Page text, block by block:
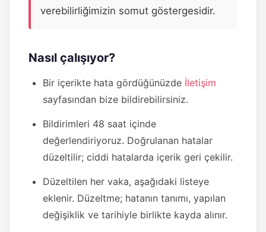
verebilirliğimizin somut göstergesidir.
Nasıl çalışıyor?
Bir içerikte hata gördüğünüzde İletişim
sayfasından bize bildirebilirsiniz.
Bildirimleri 48 saat içinde
değerlendiriyoruz. Doğrulanan hatalar
düzeltilir; ciddi hatalarda içerik geri çekilir.
Düzeltilen her vaka, aşağıdaki listeye
eklenir. Düzeltme; hatanın tanımı, yapılan
değişiklik ve tarihiyle birlikte kayda alınır.